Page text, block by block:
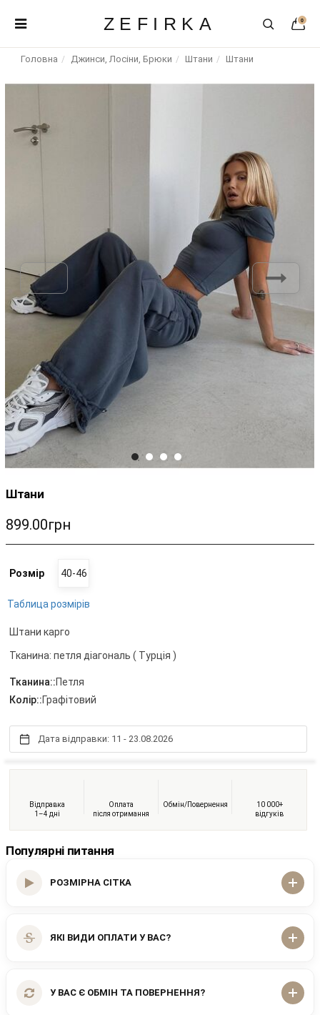
ZEFIRKA 0
Головна Джинси, Лосіни, Брюки Штани Штани
Штани
899.00грн
Розмір 40-46
Таблица розмірів
Штани карго
Тканина: петля діагональ ( Турція )
Тканина::Петля
Колір::Графітовий
Дата відправки: 11 - 23.08.2026
Відправка
1–4 дні
Оплата
після отримання
Обмін/Повернення
10 000+
відгуків
Популярні питання
РОЗМІРНА СІТКА
ЯКІ ВИДИ ОПЛАТИ У ВАС?
У ВАС Є ОБМІН ТА ПОВЕРНЕННЯ?